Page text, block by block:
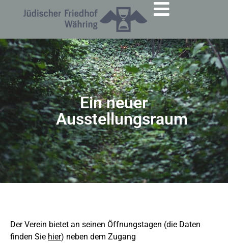
Ein neuer
Ausstellungsraum
DerVerein bietet an seinen Öffnungstagen (die Daten
finden Sie hier) neben dem Zugang